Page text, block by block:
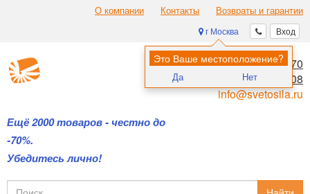
О компании Контакты Возвраты и гарантии
Вход
г Москва
Это Ваше местоположение?
Да Нет
Ещё 2000 товаров - честно до
-70%.
Убедитесь лично!
8 (495) 970-00-70
8 (800) 700-11-08
info@svetosila.ru